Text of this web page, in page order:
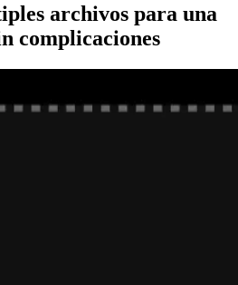
archivos para una
complicaciones